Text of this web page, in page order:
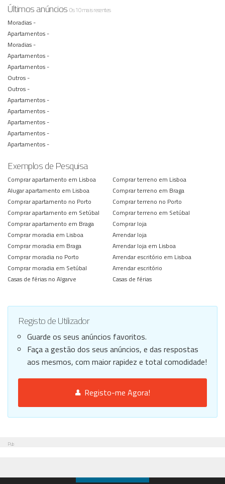
Últimos anúnciosOs 10 mais recentes
Moradias -
Apartamentos -
Moradias -
Apartamentos -
Apartamentos -
Outros -
Outros -
Apartamentos -
Apartamentos -
Apartamentos -
Apartamentos -
Apartamentos -
Exemplos de Pesquisa
Comprar apartamento em Lisboa
Alugar apartamento em Lisboa
Comprar apartamento no Porto
Comprar apartamento em Setúbal
Comprar apartamento em Braga
Comprar moradia em Lisboa
Comprar moradia em Braga
Comprar moradia no Porto
Comprar moradia em Setúbal
Casas de férias no Algarve
Comprar terreno em Lisboa
Comprar terreno em Braga
Comprar terreno no Porto
Comprar terreno em Setúbal
Comprar loja
Arrendar loja
Arrendar loja em Lisboa
Arrendar escritório em Lisboa
Arrendar escritório
Casas de férias
Registo de Utilizador
Guarde os seus anúncios favoritos.
Faça a gestão dos seus anúncios, e das respostas
aos mesmos, com maior rapidez e total comodidade!
Registo-me Agora!
Pub